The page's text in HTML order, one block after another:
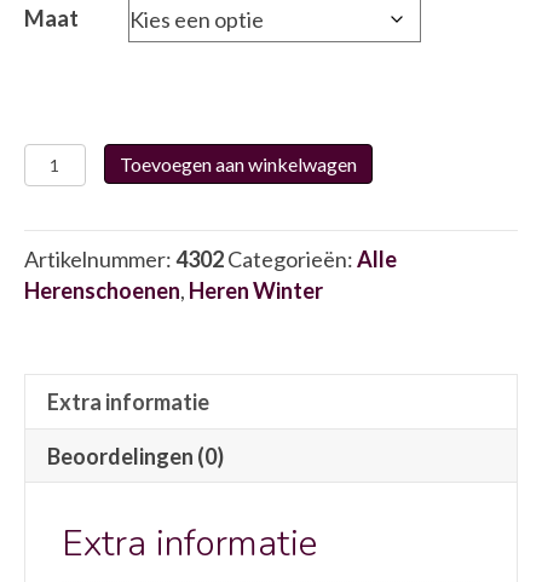
Maat
Rohde
2601/90
aantal
Toevoegen aan winkelwagen
Artikelnummer:4302Categorieën:Alle
Herenschoenen, Heren Winter
Extra informatie
Beoordelingen (0)
Extra informatie